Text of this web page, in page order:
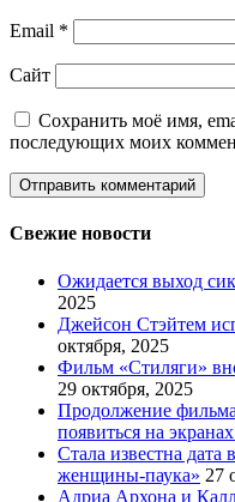
Email *
Сайт
Сохранить моё имя,
последующих моих
Свежие новости
Ожидается выход
2025
Джейсон Стэйтем
октября, 2025
Фильм «Стиляги»
29 октября, 2025
Продолжение
появиться на
Стала известна
женщины-паука» 27
Адриа Архона и